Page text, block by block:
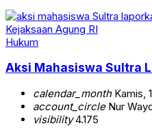
Hukum
Aksi Mahasiswa Sultra
calendar_monthKamis,
account_circleNur
visibility4.175